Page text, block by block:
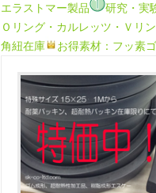
エラストマー製品
研究・実
Ｏリング・カルレッツ・Ｖリ
角紐在庫
お得素材：フッ素